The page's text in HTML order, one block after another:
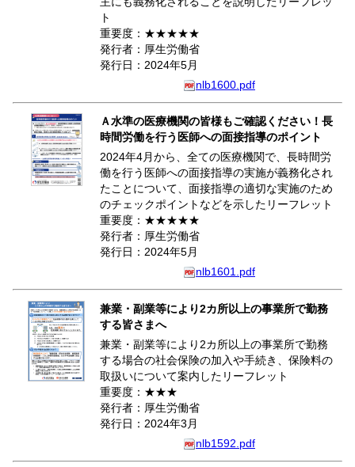
ト
重要度：★★★★★
発行者：厚生労働省
発行日：2024年5月
nlb1600.pdf
Ａ水準の医療機関の皆様もご確認ください！長
時間労働を行う医師への面接指導のポイント
2024年4月から、全ての医療機関で、長時間労
働を行う医師への面接指導の実施が義務化され
たことについて、面接指導の適切な実施のため
のチェックポイントなどを示したリーフレット
重要度：★★★★★
発行者：厚生労働省
発行日：2024年5月
nlb1601.pdf
兼業・副業等により2カ所以上の事業所で勤務
する皆さまへ
兼業・副業等により2カ所以上の事業所で勤務
する場合の社会保険の加入や手続き、保険料の
取扱いについて案内したリーフレット
重要度：★★★
発行者：厚生労働省
発行日：2024年3月
nlb1592.pdf